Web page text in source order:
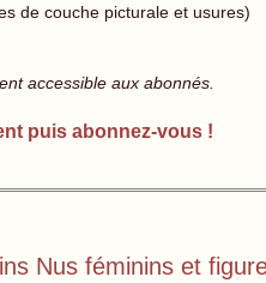
de couche picturale et usures)
accessible aux abonnés.
puis abonnez-vous !
Nus féminins et